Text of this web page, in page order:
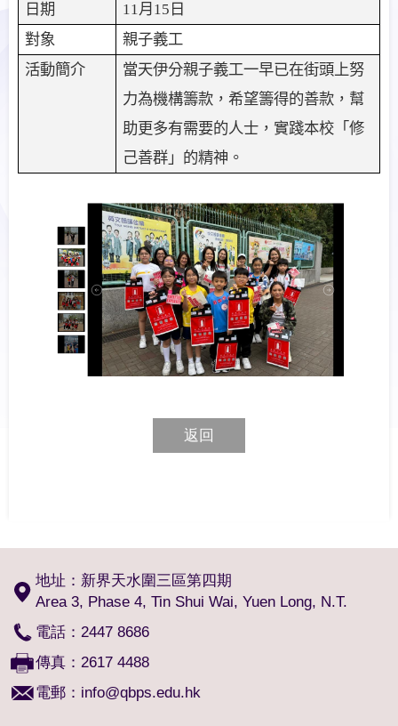
日期
11月 15 日
對象
親子義工
活動簡介
當天伊分親子義工一早已在街頭上努
力為機構籌款，希望籌得的善款，幫
助更多有需要的人士，實踐本校「修
己善群」的精神。
返回
地址：新界天水圍三區第四期
Area 3, Phase 4, Tin Shui Wai, Yuen Long, N.T.
電話：2447 8686
傳真：2617 4488
電郵： info@qbps.edu.hk